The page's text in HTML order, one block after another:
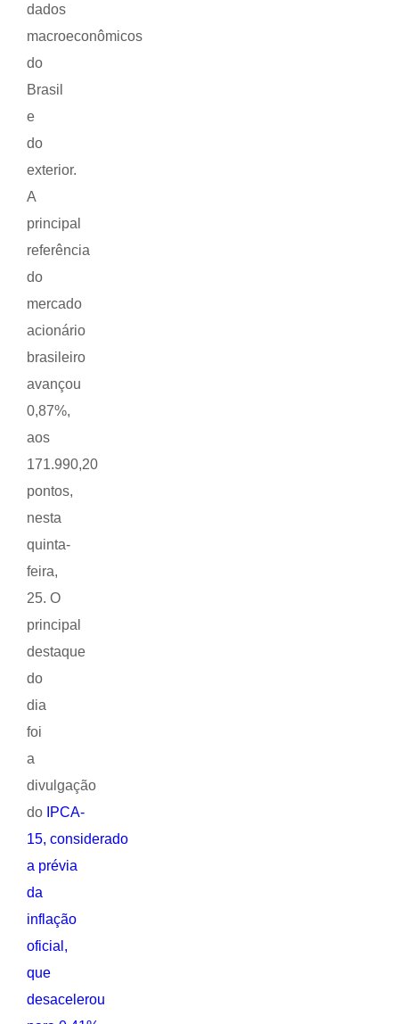
dados
macroeconômicos
do
Brasil
e
do
exterior.
A
principal
referência
do
mercado
acionário
brasileiro
avançou
0,87%,
aos
171.990,20
pontos,
nesta
quinta-
feira,
25. O
principal
destaque
do
dia
foi
a
divulgação
do IPCA-
15, considerado
a prévia
da
inflação
oficial,
que
desacelerou